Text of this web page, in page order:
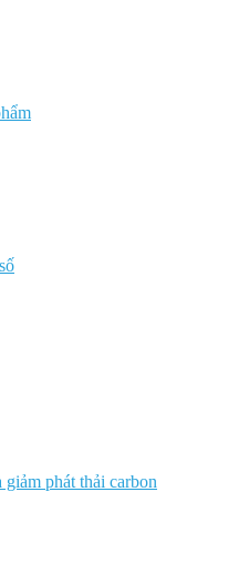
phát thải carbon